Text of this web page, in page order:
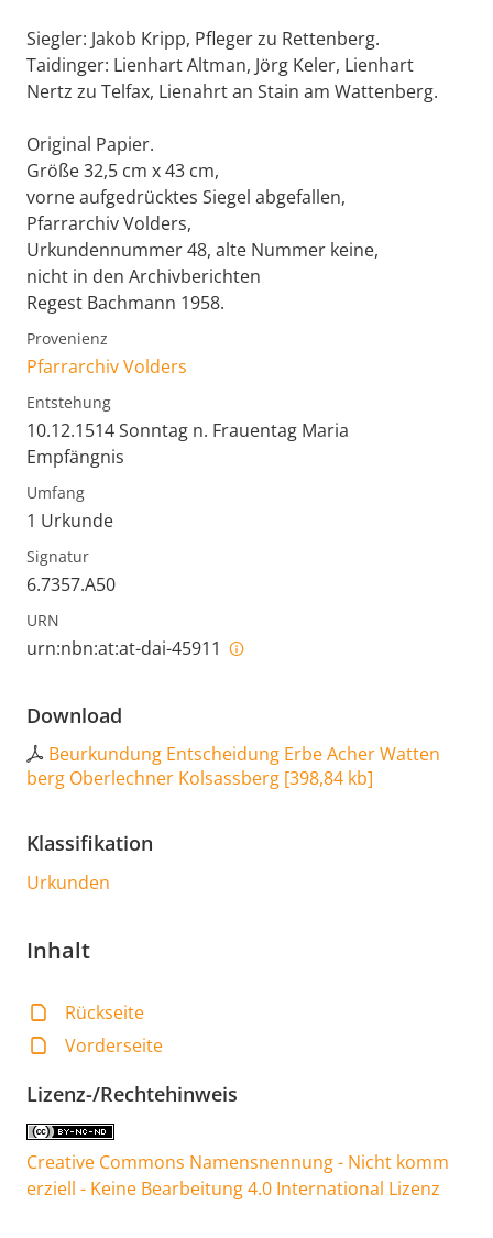
Siegler: Jakob Kripp, Pfleger zu Rettenberg.
Taidinger: Lienhart Altman, Jörg Keler, Lienhart
Nertz zu Telfax, Lienahrt an Stain am Wattenberg.
Original Papier.
Größe 32,5 cm x 43 cm,
vorne aufgedrücktes Siegel abgefallen,
Pfarrarchiv Volders,
Urkundennummer 48, alte Nummer keine,
nicht in den Archivberichten
Regest Bachmann 1958.
Provenienz
Pfarrarchiv Volders
Entstehung
10.12.1514 Sonntag n. Frauentag Maria
Empfängnis
Umfang
1 Urkunde
Signatur
6.7357.A50
URN
urn:nbn:at:at-dai-45911
Download
Beurkundung Entscheidung Erbe Acher Watten
berg Oberlechner Kolsassberg [398,84 kb]
Klassifikation
Urkunden
Inhalt
Rückseite
Vorderseite
Lizenz-/Rechtehinweis
Creative Commons Namensnennung - Nicht komm
erziell - Keine Bearbeitung 4.0 International Lizenz